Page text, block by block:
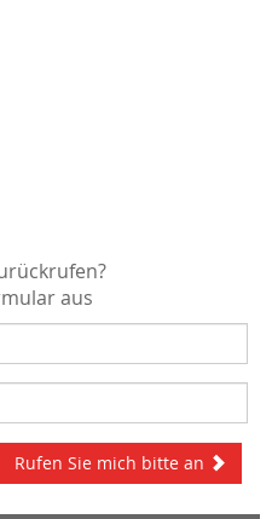
aus
Rufen Sie mich bitte an